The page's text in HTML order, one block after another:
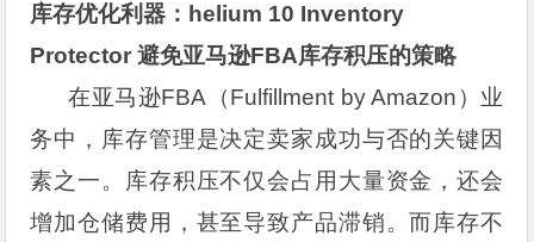
库存优化利器： helium 10 Inventory
Protector 避免亚马逊FBA库存积压的策略
在亚马逊FBA（Fulfillment by Amazon）业
务中，库存管理是决定卖家成功与否的关键因
素之一。库存积压不仅会占用大量资金，还会
增加仓储费用，甚至导致产品滞销。而库存不